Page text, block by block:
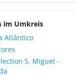
im Umkreis
Atlântico
S. Miguel -